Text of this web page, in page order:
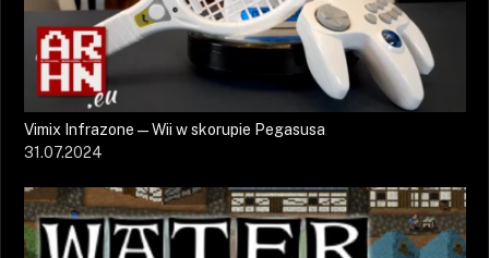
Vimix Infrazone — Wii w skorupie Pegasusa
31.07.2024